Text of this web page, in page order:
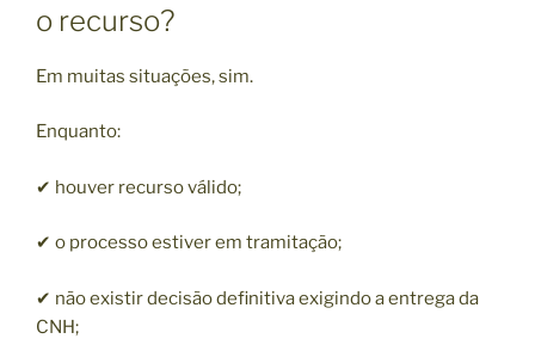
o recurso?
Em muitas situações, sim.
Enquanto:
✔ houver recurso válido;
✔ o processo estiver em tramitação;
✔ não existir decisão definitiva exigindo a entrega da
CNH;